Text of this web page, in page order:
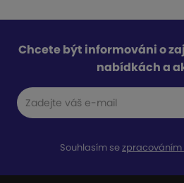
Chcete být informováni o
nabídkách a
Souhlasím se